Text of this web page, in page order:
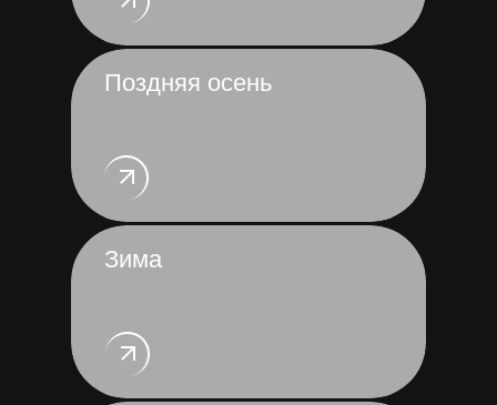
Поздняя осень
Зима